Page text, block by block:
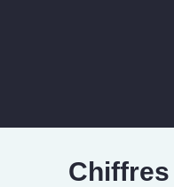
Chiffres